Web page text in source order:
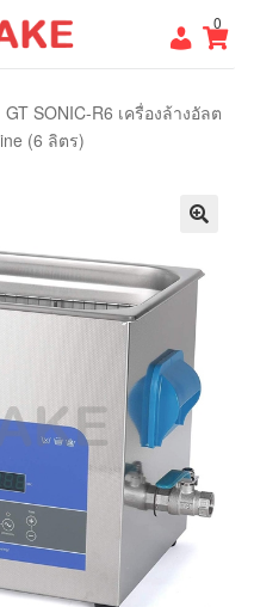
0
GT SONIC-R6 เครื่องล้างอัลต
(6 ลิตร)